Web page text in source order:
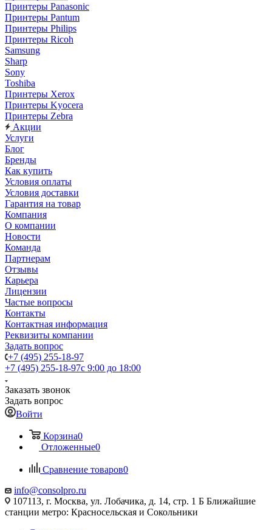
Принтеры Panasonic
Принтеры Pantum
Принтеры Philips
Принтеры Ricoh
Samsung
Sharp
Sony
Toshiba
Принтеры Xerox
Принтеры Kyocera
Принтеры Zebra
Акции
Услуги
Блог
Бренды
Как купить
Условия оплаты
Условия доставки
Гарантия на товар
Компания
О компании
Новости
Команда
Партнерам
Отзывы
Карьера
Лицензии
Частые вопросы
Контакты
Контактная информация
Реквизиты компании
Задать вопрос
+7 (495) 255-18-97
+7 (495) 255-18-97с 9:00 до 18:00
Заказать звонок
Задать вопрос
Войти
Корзина0
Отложенные0
Сравнение товаров0
info@consolpro.ru
107113, г. Москва, ул. Лобачика, д. 14, стр. 1 Б Ближайшие
станции метро: Красносельская и Сокольники